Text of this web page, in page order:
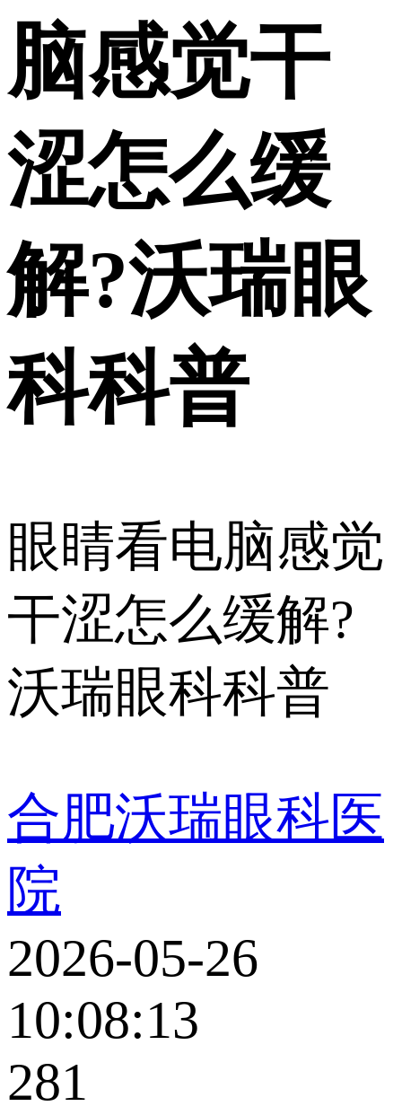
脑感觉干
涩怎么缓
解?沃瑞眼
科科普
眼睛看电脑感觉
干涩怎么缓解?
沃瑞眼科科普
合肥沃瑞眼科医
院
2026-05-26
10:08:13
281